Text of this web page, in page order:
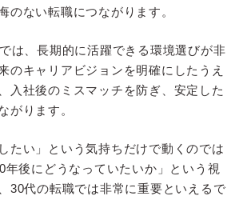
のない転職につながります。
は、長期的に活躍できる環境選びが非
のキャリアビジョンを明確にしたうえ
入社後のミスマッチを防ぎ、安定した
がります。
たい」という気持ちだけで動くのでは
年後にどうなっていたいか」という視
30代の転職では非常に重要といえるで